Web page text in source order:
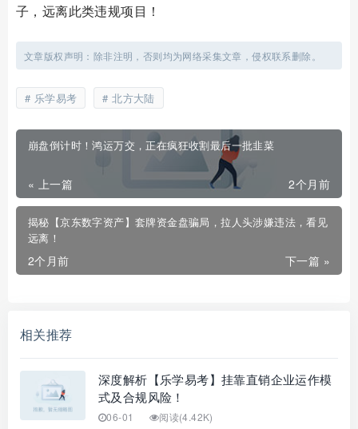
子，远离此类违规项目！
文章版权声明：除非注明，否则均为网络采集文章，侵权联系删除。
乐学易考 北方大陆
崩盘倒计时！鸿运万交，正在疯狂收割最后一批韭菜
« 上一篇 2个月前
揭秘【京东数字资产】套牌资金盘骗局，拉人头涉嫌违法，看见
远离！
下一篇 »
2个月前
相关推荐
深度解析【乐学易考】挂靠直销企业运作模
式及合规风险！
06-01 阅读(4.42K)